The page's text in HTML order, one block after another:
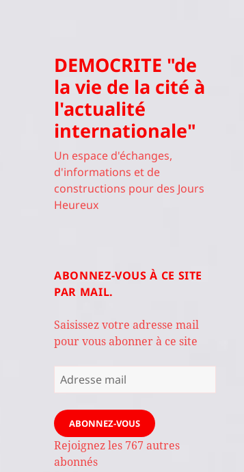
DEMOCRITE "de
la vie de la cité à
l'actualité
internationale"
Un espace d'échanges,
d'informations et de
constructions pour des Jours
Heureux
ABONNEZ-VOUS À CE SITE
PAR MAIL.
Saisissez votre adresse mail
pour vous abonner à ce site
Adresse
mail
ABONNEZ-VOUS
Rejoignez les 767 autres
abonnés